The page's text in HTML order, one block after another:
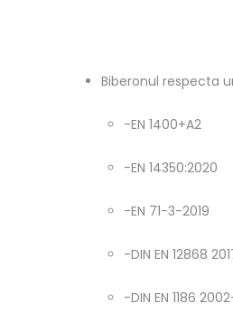
Biberonul respecta
-EN 1400+A2
-EN 14350:2020
-EN 71-3-2019
-DIN EN 12868
-DIN EN 1186